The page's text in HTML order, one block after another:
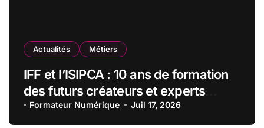
Actualités Métiers
IFF et l’ISIPCA : 10 ans de formation
des futurs créateurs et experts
olfactifs
Formateur Numérique Juil 17, 2026